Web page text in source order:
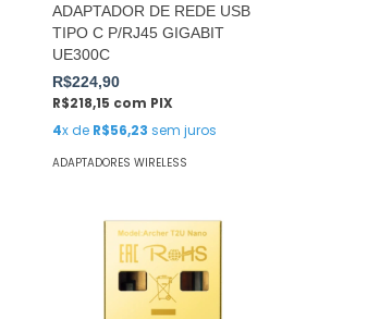
ADAPTADOR DE REDE USB
TIPO C P/RJ45 GIGABIT
UE300C
R$224,90
R$218,15 com PIX
4x de R$56,23 sem juros
ADAPTADORES WIRELESS